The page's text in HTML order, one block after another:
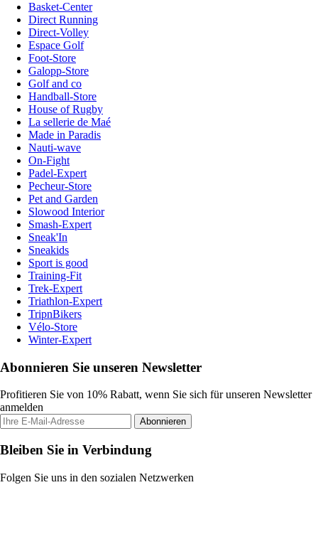
Basket-Center
Direct Running
Direct-Volley
Espace Golf
Foot-Store
Galopp-Store
Golf and co
Handball-Store
House of Rugby
La sellerie de Maé
Made in Paradis
Nauti-wave
On-Fight
Padel-Expert
Pecheur-Store
Pet and Garden
Slowood Interior
Smash-Expert
Sneak'In
Sneakids
Sport is good
Training-Fit
Trek-Expert
Triathlon-Expert
TripnBikers
Vélo-Store
Winter-Expert
Abonnieren Sie unseren Newsletter
Profitieren Sie von 10% Rabatt, wenn Sie sich für unseren Newsletter
anmelden
Abonnieren
Bleiben Sie in Verbindung
Folgen Sie uns in den sozialen Netzwerken